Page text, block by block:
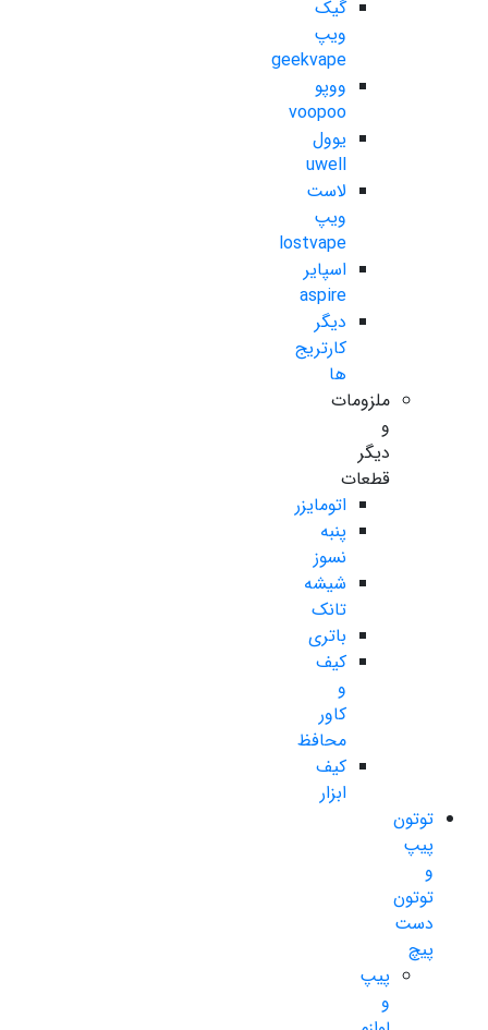
گیک
ویپ
geekvape
ووپو
voopoo
یوول
uwell
لاست
ویپ
lostvape
اسپایر
aspire
دیگر
کارتریج
ها
ملزومات
و
دیگر
قطعات
اتومایزر
پنبه
نسوز
شیشه
تانک
باتری
کیف
و
کاور
محافظ
کیف
ابزار
توتون
پیپ
و
توتون
دست
پیچ
پیپ
و